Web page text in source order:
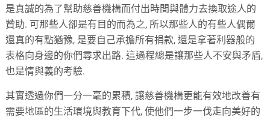
是真誠的為了幫助慈善機構而付出時間與體力去換取途人的
贊助. 可那些人卻是有目的而為之, 所以那些人的有些人偶爾
還真的有點猶豫, 是要自己承擔所有捐款, 還是拿著利器般的
表格向身邊的你們尋求出路. 這過程總是讓那些人不安與矛盾,
也是情與義的考驗.
其實透過你們一分一毫的累積, 讓慈善機構更能有效地改善有
需要地區的生活環境與教育下代, 使他們一步一伐走向美好的